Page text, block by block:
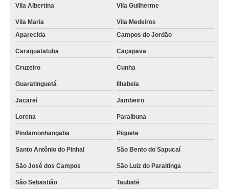
Vila Albertina Vila Guilherme
Vila Maria
Vila Medeiros
Aparecida
Campos do Jordão
Caraguatatuba Caçapava
Cruzeiro Cunha
Guaratinguetá Ilhabela
Jacareí Jambeiro
Lorena Paraibuna
Pindamonhangaba Piquete
Santo Antônio do Pinhal São Bento do Sapucaí
São José dos Campos São Luiz do Paraitinga
São Sebastião Taubaté